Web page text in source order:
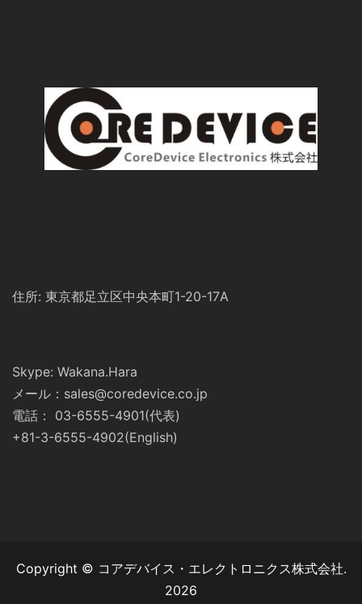
住所: 東京都足立区中央本町1-20-17A
Skype: Wakana.Hara
メール：sales@coredevice.co.jp
電話： 03-6555-4901(代表)
+81-3-6555-4902(English)
Copyright © コアデバイス・エレクトロニクス株式会社.
2026